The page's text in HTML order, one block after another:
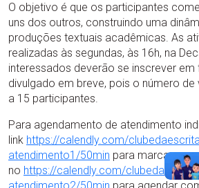
O objetivo é que os participantes
uns dos outros, construindo uma
produções textuais acadêmicas. As
realizadas às segundas, às 16h, na
interessados deverão se inscrever em
divulgado em breve, pois o número
a 15 participantes.
Para agendamento de atendimento
link https://calendly.com/
atendimento1/50min para marcar
no https://calendly.com/